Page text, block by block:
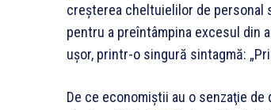
creşterea cheltuie­lilor de personal
pentru a preîn­tâmpina exce­sul din
uşor, printr-o singură sintagmă:
De ce econo­miştii au o senzaţie